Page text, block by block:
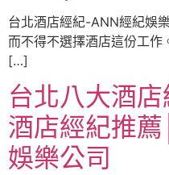
台北酒店經紀-ANN經紀娛
而不得不選擇酒店這份工作
[…]
台北八大酒
酒店經紀推
娛樂公司